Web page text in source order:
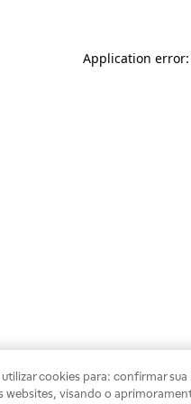
Application
cookies para: confirmar
websites, visando o